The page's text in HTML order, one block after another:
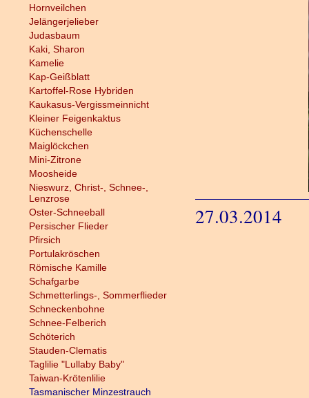
Hornveilchen
Jelängerjelieber
Judasbaum
Kaki, Sharon
Kamelie
Kap-Geißblatt
Kartoffel-Rose Hybriden
Kaukasus-Vergissmeinnicht
Kleiner Feigenkaktus
Küchenschelle
Maiglöckchen
Mini-Zitrone
Moosheide
Nieswurz, Christ-, Schnee-,
Lenzrose
Oster-Schneeball
Persischer Flieder
Pfirsich
Portulakröschen
Römische Kamille
Schafgarbe
Schmetterlings-, Sommerflieder
Schneckenbohne
Schnee-Felberich
Schöterich
Stauden-Clematis
Taglilie "Lullaby Baby"
Taiwan-Krötenlilie
Tasmanischer Minzestrauch
27.03.2014